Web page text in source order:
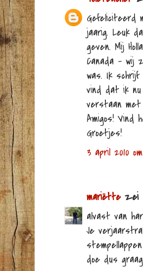
Gefeliciteerd
jaarig. Leuk
geven. Mij
Canada - wij
was. Ik
vind dat ik
verstaan met
Amigos! Vind
Groetjes!
3 april 2010
mariëttezei
alvast van
Je
doe dus